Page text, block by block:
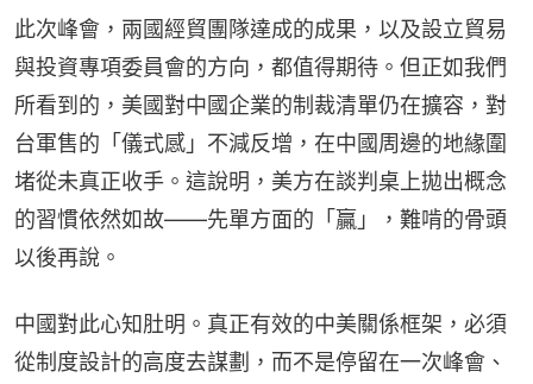
此次峰會，兩國經貿團隊達成的成果，以及設立貿易
與投資專項委員會的方向，都值得期待。但正如我們
所看到的，美國對中國企業的制裁清單仍在擴容，對
台軍售的「儀式感」不減反增，在中國周邊的地緣圍
堵從未真正收手。這說明，美方在談判桌上拋出概念
的習慣依然如故——先單方面的「贏」，難啃的骨頭
以後再說。
中國對此心知肚明。真正有效的中美關係框架，必須
從制度設計的高度去謀劃，而不是停留在一次峰會、